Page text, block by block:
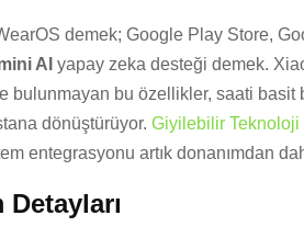
demek; Google Play Store,
AI yapay zeka desteği demek.
bulunmayan bu özellikler, saati basit
dönüştürüyor. Giyilebilir Teknoloji
entegrasyonu artık donanımdan
Detayları